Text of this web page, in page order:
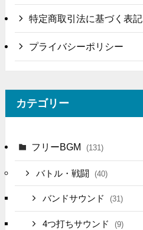
特定商取引法に基づく表記
プライバシーポリシー
カテゴリー
フリーBGM (131)
バトル・戦闘 (40)
バンドサウンド (31)
4つ打ちサウンド (9)